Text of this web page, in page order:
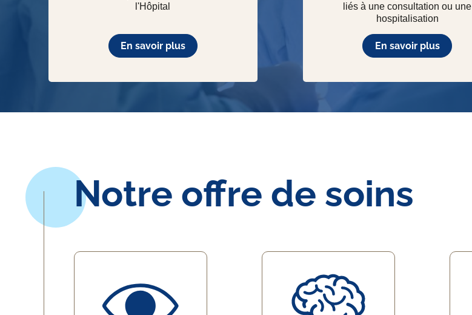
l'Hôpital
En savoir plus
liés à une consultation ou une
hospitalisation
En savoir plus
Notre offre de soins